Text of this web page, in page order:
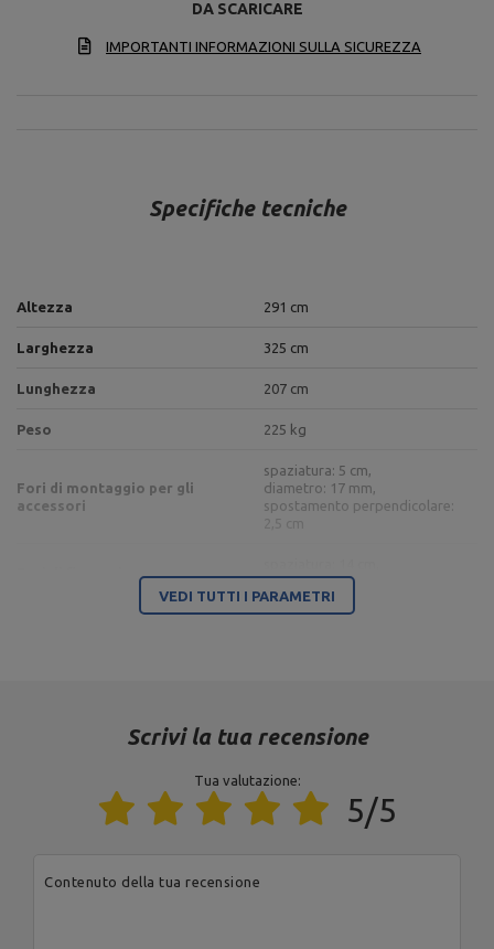
DA SCARICARE
IMPORTANTI INFORMAZIONI SULLA SICUREZZA
Specifiche tecniche
Altezza 291 cm
Larghezza 325 cm
Lunghezza 207 cm
Peso 225 kg
Fori di montaggio per gli
accessori
spaziatura: 5 cm,
diametro: 17 mm,
spostamento perpendicolare:
2,5 cm
diametro: 14 mm
Ente responsabile di questo prodotto nell'UE
Produttore
Spółka Komandytowa
Indirizzo:
VEDI TUTTI I PARAMETRI
Scrivi la tua recensione
Tua valutazione:
5/5
Contenuto della tua recensione